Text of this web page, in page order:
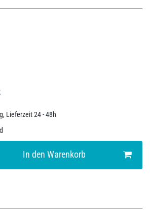
Lieferzeit 24 - 48h
In den Warenkorb